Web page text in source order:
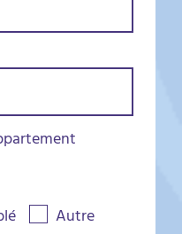
Autre